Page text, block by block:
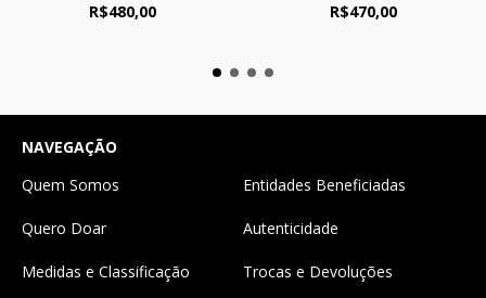
R$480,00 R$470,00
NAVEGAÇÃO
Quem Somos
Entidades Beneficiadas
Quero Doar Autenticidade
Medidas e Classificação Trocas e Devoluções